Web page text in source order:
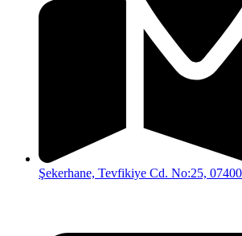
Şekerhane, Tevfikiye Cd. No:25,